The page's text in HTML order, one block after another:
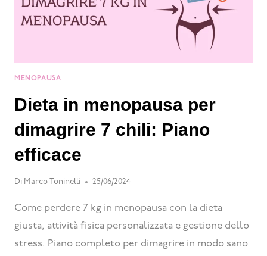
MENOPAUSA
Dieta in menopausa per
dimagrire 7 chili: Piano
efficace
Di Marco Toninelli 25/06/2024
Come perdere 7 kg in menopausa con la dieta
giusta, attività fisica personalizzata e gestione dello
stress. Piano completo per dimagrire in modo sano